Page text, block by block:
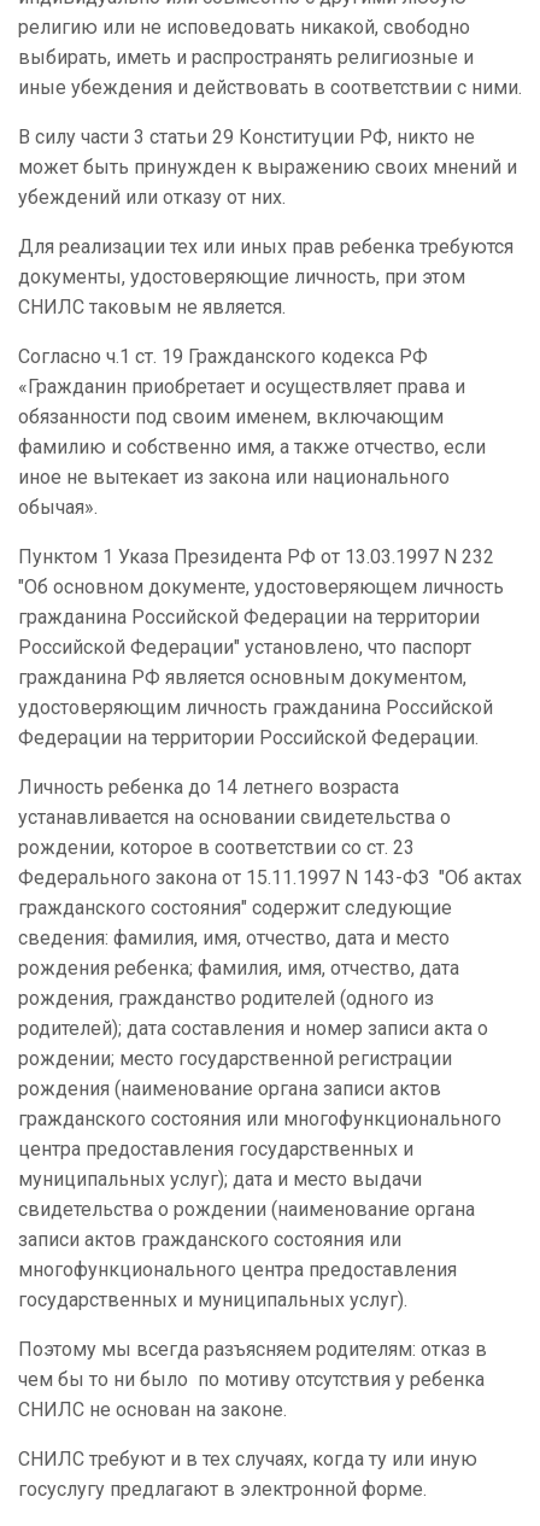
религию или не исповедовать никакой, свободно
выбирать, иметь и распространять религиозные и
иные убеждения и действовать в соответствии с ними.
В силу части 3 статьи 29 Конституции РФ, никто не
может быть принужден к выражению своих мнений и
убеждений или отказу от них.
Для реализации тех или иных прав ребенка требуются
документы, удостоверяющие личность, при этом
СНИЛС таковым не является.
Согласно ч.1 ст. 19 Гражданского кодекса РФ
«Гражданин приобретает и осуществляет права и
обязанности под своим именем, включающим
фамилию и собственно имя, а также отчество, если
иное не вытекает из закона или национального
обычая».
Пунктом 1 Указа Президента РФ от 13.03.1997 N 232
"Об основном документе, удостоверяющем личность
гражданина Российской Федерации на территории
Российской Федерации" установлено, что паспорт
гражданина РФ является основным документом,
удостоверяющим личность гражданина Российской
Федерации на территории Российской Федерации.
Личность ребенка до 14 летнего возраста
устанавливается на основании свидетельства о
рождении, которое в соответствии со ст. 23
Федерального закона от 15.11.1997 N 143-ФЗ "Об актах
гражданского состояния" содержит следующие
сведения: фамилия, имя, отчество, дата и место
рождения ребенка; фамилия, имя, отчество, дата
рождения, гражданство родителей (одного из
родителей); дата составления и номер записи акта о
рождении; место государственной регистрации
рождения (наименование органа записи актов
гражданского состояния или многофункционального
центра предоставления государственных и
муниципальных услуг); дата и место выдачи
свидетельства о рождении (наименование органа
записи актов гражданского состояния или
многофункционального центра предоставления
государственных и муниципальных услуг).
Поэтому мы всегда разъясняем родителям: отказ в
чем бы то ни было по мотиву отсутствия у ребенка
СНИЛС не основан на законе.
СНИЛС требуют и в тех случаях, когда ту или иную
госуслугу предлагают в электронной форме.